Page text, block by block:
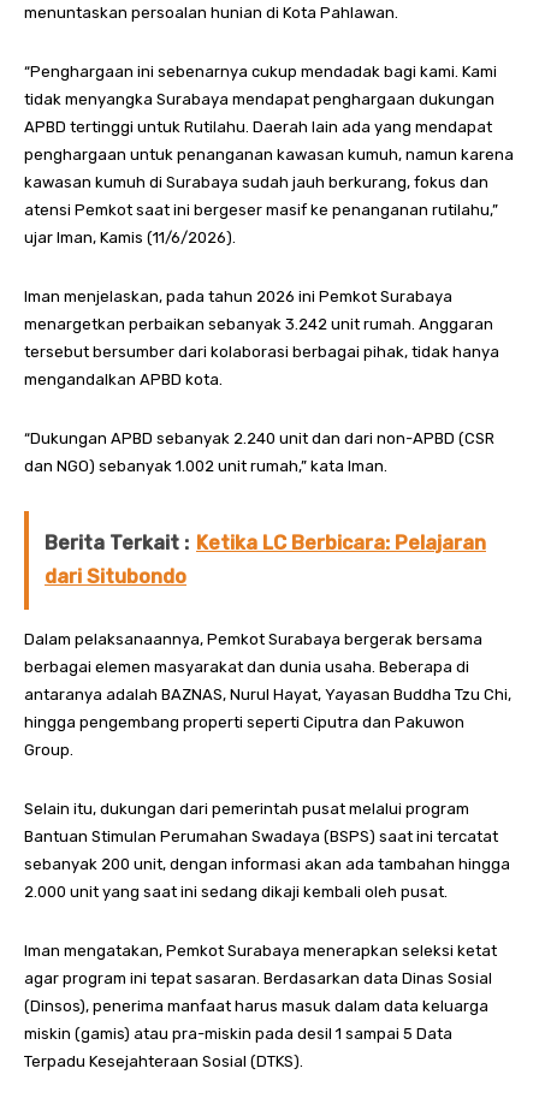
menuntaskan persoalan hunian di Kota Pahlawan.
“Penghargaan ini sebenarnya cukup mendadak bagi kami. Kami
tidak menyangka Surabaya mendapat penghargaan dukungan
APBD tertinggi untuk Rutilahu. Daerah lain ada yang mendapat
penghargaan untuk penanganan kawasan kumuh, namun karena
kawasan kumuh di Surabaya sudah jauh berkurang, fokus dan
atensi Pemkot saat ini bergeser masif ke penanganan rutilahu,”
ujar Iman, Kamis (11/6/2026).
Iman menjelaskan, pada tahun 2026 ini Pemkot Surabaya
menargetkan perbaikan sebanyak 3.242 unit rumah. Anggaran
tersebut bersumber dari kolaborasi berbagai pihak, tidak hanya
mengandalkan APBD kota.
“Dukungan APBD sebanyak 2.240 unit dan dari non-APBD (CSR
dan NGO) sebanyak 1.002 unit rumah,” kata Iman.
Berita Terkait : Ketika LC Berbicara: Pelajaran
dari Situbondo
Dalam pelaksanaannya, Pemkot Surabaya bergerak bersama
berbagai elemen masyarakat dan dunia usaha. Beberapa di
antaranya adalah BAZNAS, Nurul Hayat, Yayasan Buddha Tzu Chi,
hingga pengembang properti seperti Ciputra dan Pakuwon
Group.
Selain itu, dukungan dari pemerintah pusat melalui program
Bantuan Stimulan Perumahan Swadaya (BSPS) saat ini tercatat
sebanyak 200 unit, dengan informasi akan ada tambahan hingga
2.000 unit yang saat ini sedang dikaji kembali oleh pusat.
Iman mengatakan, Pemkot Surabaya menerapkan seleksi ketat
agar program ini tepat sasaran. Berdasarkan data Dinas Sosial
(Dinsos), penerima manfaat harus masuk dalam data keluarga
miskin (gamis) atau pra-miskin pada desil 1 sampai 5 Data
Terpadu Kesejahteraan Sosial (DTKS).